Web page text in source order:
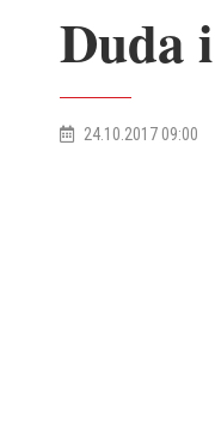
Duda
24.10.2017 09:00